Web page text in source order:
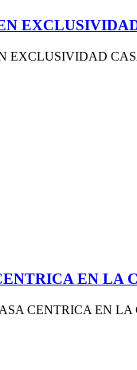
EXCLUSIVIDAD
EN LA
CENTRICA EN